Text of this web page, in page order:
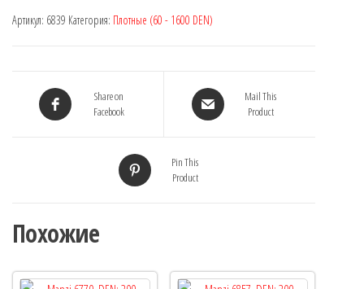
Артикул: 6839 Категория: Плотные (60 - 1600 DEN)
Share on
Facebook
Mail This
Product
Pin This
Product
Похожие